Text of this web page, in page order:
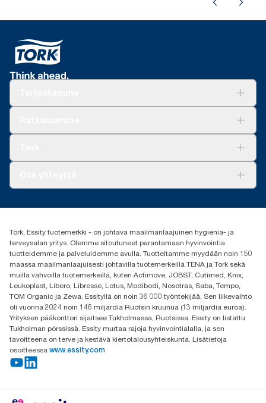
(+358) 9 5068 8222
Oy Essity Finland Ab
Revontulenkuja 1
02100 Espoo
Tork, Essity tuotemerkki - on johtava maailmanlaajuinen hygienia- ja
terveysalan yritys. Olemme sitoutuneet parantamaan hyvinvointia
tuotteidemme ja palveluidemme avulla. Tuotteitamme myydään noin 150
maassa maailmanlaajuisesti johtavilla tuotemerkeillä TENA ja Tork sekä
muilla vahvoilla tuotemerkeillä, kuten Actimove, JOBST, Cutimed, Knix,
Leukoplast, Libero, Libresse, Lotus, Modibodi, Nosotras, Saba, Tempo,
TOM Organic ja Zewa. Essityllä on noin 36 000 työntekijää. Sen liikevaihto
oli vuonna 2024 noin 146 miljardia Ruotsin kruunua (13 miljardia euroa).
Yrityksen pääkonttori sijaitsee Tukholmassa, Ruotsissa. Essity on listattu
Tukholman pörssissä. Essity murtaa rajoja hyvinvointialalla, ja sen
tavoitteena on terve ja kestävä kiertotalousyhteiskunta. Lisätietoja
osoitteessa www.essity.com